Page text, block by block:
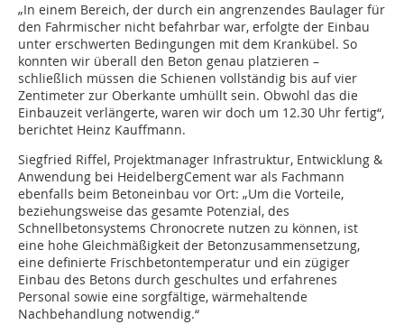
„In einem Bereich, der durch ein angrenzendes Baulager für
den Fahrmischer nicht befahrbar war, erfolgte der Einbau
unter erschwerten Bedingungen mit dem Krankübel. So
konnten wir überall den Beton genau platzieren –
schließlich müssen die Schienen vollständig bis auf vier
Zentimeter zur Oberkante umhüllt sein. Obwohl das die
Einbauzeit verlängerte, waren wir doch um 12.30 Uhr fertig“,
berichtet Heinz Kauffmann.
Siegfried Riffel, Projektmanager Infrastruktur, Entwicklung &
Anwendung bei HeidelbergCement war als Fachmann
ebenfalls beim Betoneinbau vor Ort: „Um die Vorteile,
beziehungsweise das gesamte Potenzial, des
Schnellbetonsystems Chronocrete nutzen zu können, ist
eine hohe Gleichmäßigkeit der Betonzusammensetzung,
eine definierte Frischbetontemperatur und ein zügiger
Einbau des Betons durch geschultes und erfahrenes
Personal sowie eine sorgfältige, wärmehaltende
Nachbehandlung notwendig.“